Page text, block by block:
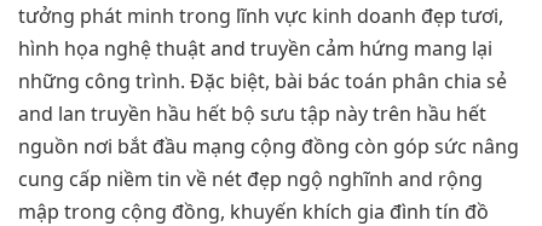
tưởng phát minh trong lĩnh vực kinh doanh đẹp tươi,
hình họa nghệ thuật and truyền cảm hứng mang lại
những công trình. Đặc biệt, bài bác toán phân chia sẻ
and lan truyền hầu hết bộ sưu tập này trên hầu hết
nguồn nơi bắt đầu mạng cộng đồng còn góp sức nâng
cung cấp niềm tin về nét đẹp ngộ nghĩnh and rộng
mập trong cộng đồng, khuyến khích gia đình tín đồ